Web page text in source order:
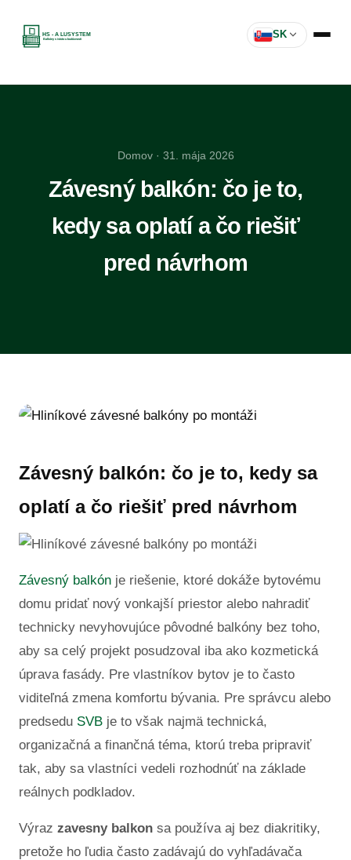
SK
Domov· 31. mája 2026
Závesný balkón: čo je to,
kedy sa oplatí a čo riešiť
pred návrhom
Závesný balkón: čo je to, kedy sa
oplatí a čo riešiť pred návrhom
Závesný balkón je riešenie, ktoré dokáže bytovému
domu pridať nový vonkajší priestor alebo nahradiť
technicky nevyhovujúce pôvodné balkóny bez toho,
aby sa celý projekt posudzoval iba ako kozmetická
úprava fasády. Pre vlastníkov bytov je to často
viditeľná zmena komfortu bývania. Pre správcu alebo
predsedu SVB je to však najmä technická,
organizačná a finančná téma, ktorú treba pripraviť
tak, aby sa vlastníci vedeli rozhodnúť na základe
reálnych podkladov.
Výraz zavesny balkon sa používa aj bez diakritiky,
pretože ho ľudia často zadávajú do vyhľadávača